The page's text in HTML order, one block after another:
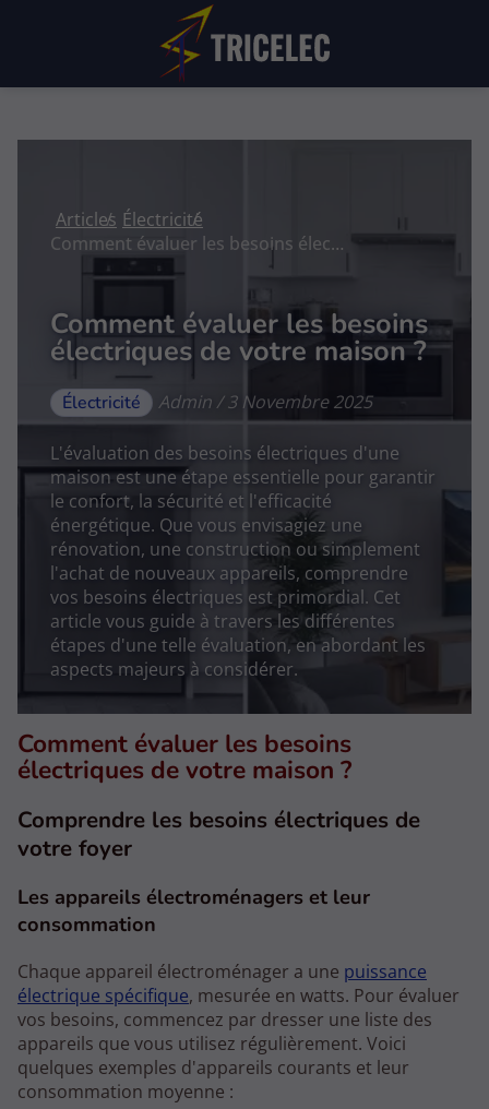
Articles Électricité
Comment évaluer les besoins électriques de votre maison ?
Comment évaluer les besoins
électriques de votre maison ?
Électricité Admin / 3 Novembre 2025
L'évaluation des besoins électriques d'une
maison est une étape essentielle pour garantir
le confort, la sécurité et l'efficacité
énergétique. Que vous envisagiez une
rénovation, une construction ou simplement
l'achat de nouveaux appareils, comprendre
vos besoins électriques est primordial. Cet
article vous guide à travers les différentes
étapes d'une telle évaluation, en abordant les
aspects majeurs à considérer.
Comment évaluer les besoins
électriques de votre maison ?
Comprendre les besoins électriques de
votre foyer
Les appareils électroménagers et leur
consommation
Chaque appareil électroménager a une puissance
électrique spécifique, mesurée en watts. Pour évaluer
vos besoins, commencez par dresser une liste des
appareils que vous utilisez régulièrement. Voici
quelques exemples d'appareils courants et leur
consommation moyenne :